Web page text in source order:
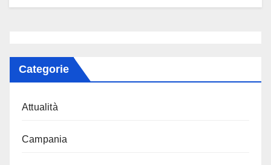
Categorie
Attualità
Campania